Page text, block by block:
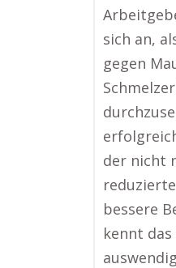
sich an,
gegen
der nicht
bessere
kennt